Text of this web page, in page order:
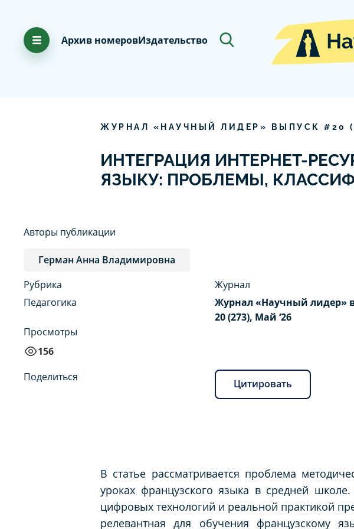
Архив номеровИздательство
ЖУРНАЛ «НАУЧНЫЙ ЛИДЕР» ВЫПУСК # 20 (
ИНТЕГРАЦИЯ ИНТЕРНЕТ-
ЯЗЫКУ: ПРОБЛЕМЫ,
Авторы публикации
Герман Анна Владимировна
Рубрика
Педагогика
Просмотры
156
Журнал
Журнал «Научный лидер»
20 (273), Май ‘26
Поделиться
Цитировать
В статье рассматривается проблема
уроках французского языка в средней
цифровых технологий и реальной практикой
релевантная для обучения французскому